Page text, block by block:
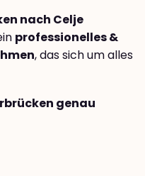
nach Celje
professionelles &
, das sich um alles
genau